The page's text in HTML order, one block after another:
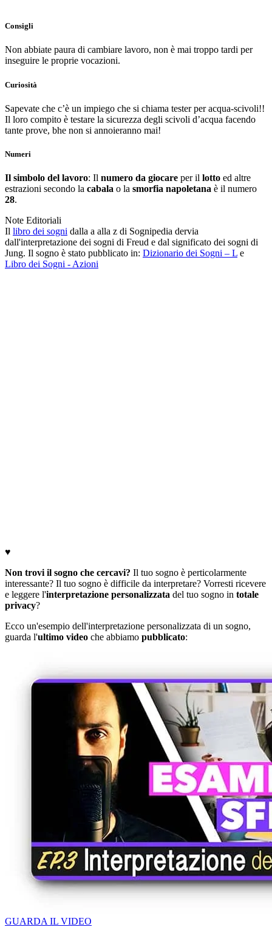
Consigli
Non abbiate paura di cambiare lavoro, non è mai troppo tardi per
inseguire le proprie vocazioni.
Curiosità
Sapevate che c’è un impiego che si chiama tester per acqua-scivoli!!
Il loro compito è testare la sicurezza degli scivoli d’acqua facendo
tante prove, bhe non si annoieranno mai!
Numeri
Il simbolo del lavoro: Il numero da giocare per il lotto ed altre
estrazioni secondo la cabala o la smorfia napoletana è il numero
28.
Note Editoriali
Il libro dei sogni dalla a alla z di Sognipedia dervia
dall'interpretazione dei sogni di Freud e dal significato dei sogni di
Jung. Il sogno è stato pubblicato in: Dizionario dei Sogni – L e
Libro dei Sogni - Azioni
♥
Non trovi il sogno che cercavi? Il tuo sogno è perticolarmente
interessante? Il tuo sogno è difficile da interpretare? Vorresti ricevere
e leggere l'interpretazione personalizzata del tuo sogno in totale
privacy?
Ecco un'esempio dell'interpretazione personalizzata di un sogno,
guarda l'ultimo video che abbiamo pubblicato:
GUARDA IL VIDEO